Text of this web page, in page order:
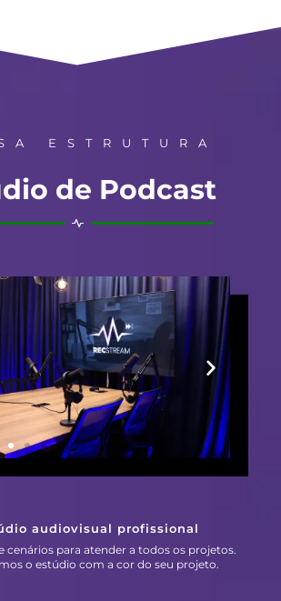
ESTRUTURA
de Podcast
audiovisual profissional
cenários para atender a todos os projetos.
o estúdio com a cor do seu projeto.